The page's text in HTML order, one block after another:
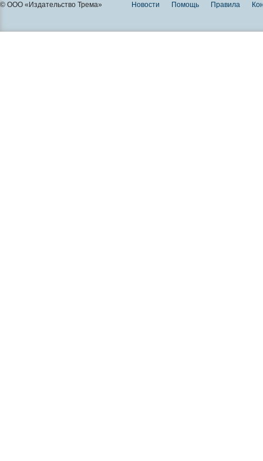
© ООО «Издательство Трема» Новости Помощь Правила